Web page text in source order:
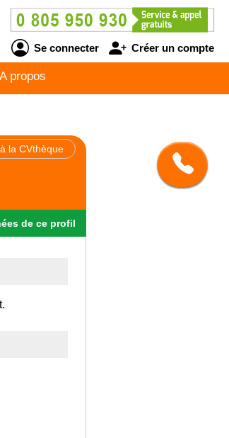
Se connecter Créer un compte
A propos
la CVthèque
de ce profil